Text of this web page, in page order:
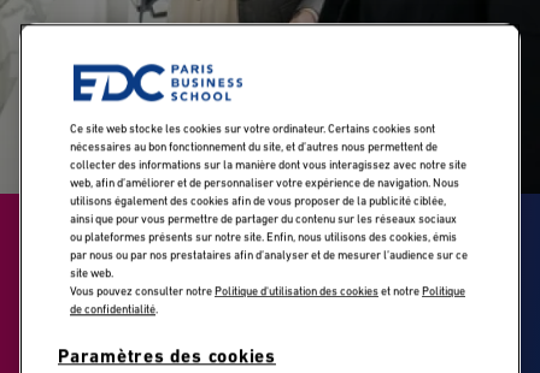
Comptabilité et
audit : pourquoi
miser ce secteur
Ce site web stocke les cookies sur votre ordinateur. Certains cookies sont
nécessaires au bon fonctionnement du site, et d’autres nous permettent de
collecter des informations sur la manière dont vous interagissez avec notre site
web, afin d’améliorer et de personnaliser votre expérience de navigation. Nous
utilisons également des cookies afin de vous proposer de la publicité ciblée,
ainsi que pour vous permettre de partager du contenu sur les réseaux sociaux
ou plateformes présents sur notre site. Enfin, nous utilisons des cookies, émis
par nous ou par nos prestataires afin d’analyser et de mesurer l’audience sur ce
site web.
Vous pouvez consulter notre Politique d'utilisation des cookieset notre Politique
de confidentialité.
Paramètres des cookies